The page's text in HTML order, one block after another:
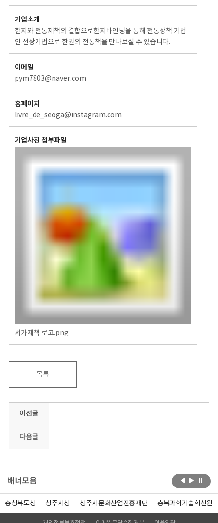
기업소개
한지와 전통제책의 결합으로한지바인딩을 통해 전통장책 기법
인 선장기법으로 한권의 전통책을 만나보실 수 있습니다.
이메일
pym7803@naver.com
홈페이지
livre_de_seoga@instagram.com
기업사진 첨부파일
서가제책 로고.png
목록
이전글
다음글
배너모음
충청북도청 청주시청 청주시문화산업진흥재단 충북과학기술혁신원